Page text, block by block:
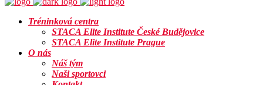
Tréninková centra
STACA Elite Institute České Budějovice
STACA Elite Institute Prague
O nás
Náš tým
Naši sportovci